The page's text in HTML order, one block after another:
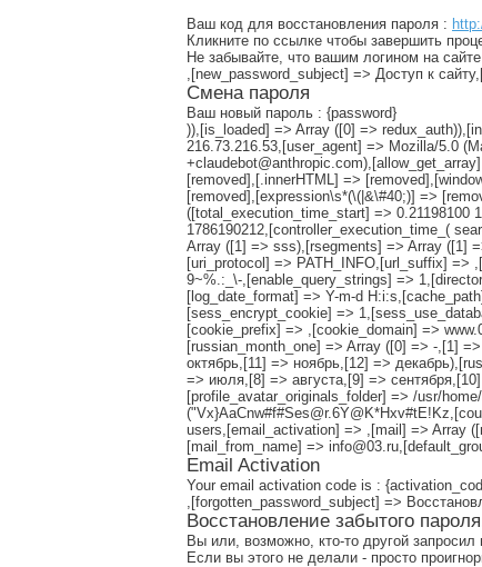
Ваш код для восстановления пароля :
Кликните по ссылке чтобы завершить
Не забывайте, что вашим логином на
,[new_password_subject] => Доступ к
Смена пароля
Ваш новый пароль : {password}
)),[is_loaded] => Array ([0] =>
216.73.216.53,[user_agent] => Mozilla/5.0
[removed],[.innerHTML] =>
[removed],[expression\s*(\(|&\#40;)] =>
([total_execution_time_start] => 0.21198100
1786190212,[controller_execution_time_(
Array ([1] => sss),[rsegments] => Array ([1]
[uri_protocol] => PATH_INFO,[url_suffix] =>
9~%.:_\-,[enable_query_strings] =>
[log_date_format] => Y-m-d
[sess_encrypt_cookie] =>
[cookie_prefix] => ,[cookie_domain] =>
[russian_month_one] => Array ([0] => -,[1]
октябрь,[11] => ноябрь,[12] =>
=> июля,[8] => августа,[9] =>
[profile_avatar_originals_folder] => /usr/
users,[email_activation] => ,[mail] => Array
[mail_from_name] =>
Email Activation
Your email activation code is :
,[forgotten_password_subject] =>
Восстановление забытого
Вы или, возможно, кто-то другой запросил
Если вы этого не делали - просто